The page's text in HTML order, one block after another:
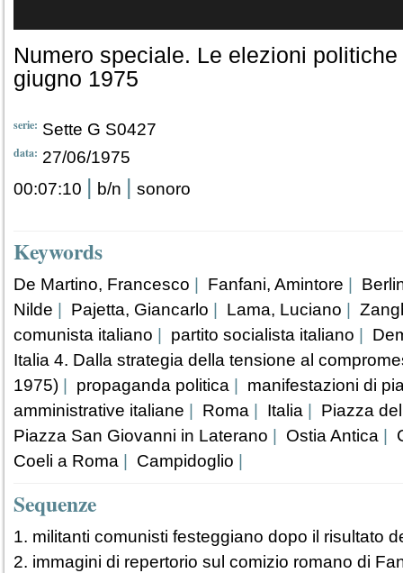
Numero speciale. Le elezioni
giugno 1975
serie: Sette G S0427
data: 27/06/1975
00:07:10 | b/n | sonoro
Keywords
De Martino, Francesco Fanfani, Amintore
Nilde
Pajetta, Giancarlo Lama, Luciano
comunista italiano
partito socialista italiano
Italia 4. Dalla strategia della tensione al
1975)
propaganda politica
manifestazioni di
amministrative italiane
Roma Italia
Piazza
Piazza San Giovanni in Laterano
Ostia Antica
Coeli a Roma
Campidoglio
Sequenze
1. militanti comunisti festeggiano dopo il risultato
2. immagini di repertorio sul comizio romano di